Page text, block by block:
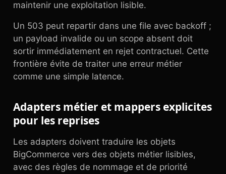
maintenir une exploitation lisible.
Un 503 peut repartir dans une file avec backoff ;
un payload invalide ou un scope absent doit
sortir immédiatement en rejet contractuel. Cette
frontière évite de traiter une erreur métier
comme une simple latence.
Adapters métier et mappers explicites
pour les reprises
Les adapters doivent traduire les objets
BigCommerce vers des objets métier lisibles,
avec des règles de nommage et de priorité